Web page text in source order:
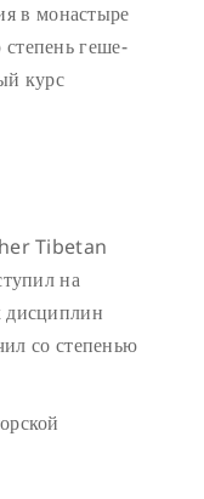
в монастыре
геше-
курс
Tibetan
на
дисциплин
со степенью